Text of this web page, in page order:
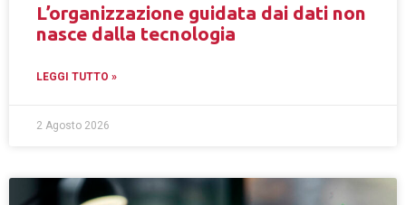
L’organizzazione guidata dai dati non
nasce dalla tecnologia
LEGGI TUTTO »
2 Agosto 2026